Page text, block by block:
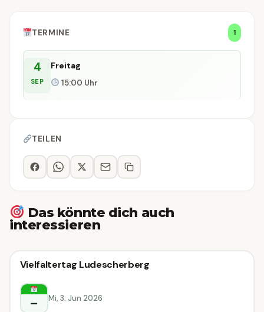
TERMINE 1
4
SEP
Freitag
15:00 Uhr
TEILEN
Das könnte dich auch
interessieren
🗣
Führung
Ludesch
🗣 Führung
Vielfaltertag Ludescherberg
– Mi, 3. Jun 2026